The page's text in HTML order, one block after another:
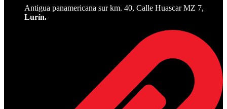
Antigua panamericana sur km. 40, Calle Huascar MZ 7,
Lurín.